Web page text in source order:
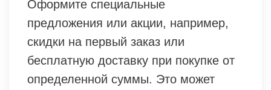
Оформите специальные
предложения или акции, например,
скидки на первый заказ или
бесплатную доставку при покупке от
определенной суммы. Это может